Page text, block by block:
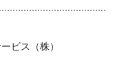
ビス（株）